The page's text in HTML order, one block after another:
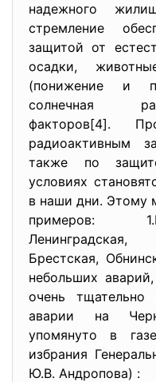
надежного
стремление
защитой от
осадки,
(понижение и
солнечная
факторов[4].
радиоактивным
также по
условиях
в наши дни. Этому
примеров:
Ленинградская,
Брестская,
небольших
очень тщательно
аварии на
упомянуто в
избрания
Ю.В. Андропова) :